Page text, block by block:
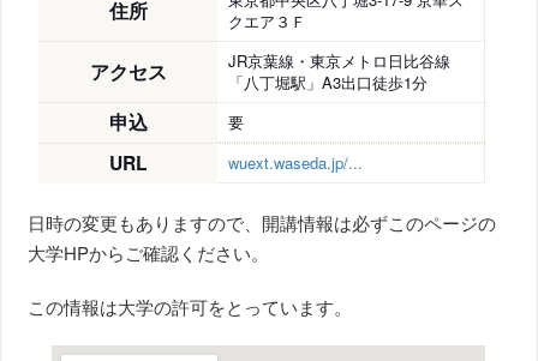
住所
クエア３Ｆ
アクセス
JR京葉線・東京メトロ日比谷線
「八丁堀駅」A3出口徒歩1分
申込 要
URL wuext.waseda.jp/...
日時の変更もありますので、開講情報は必ずこのページの
大学HPからご確認ください。
この情報は大学の許可をとっています。